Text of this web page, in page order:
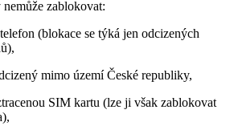
zablokovat:
(blokace se týká jen odcizených
mimo území České republiky,
SIM kartu (lze ji však zablokovat